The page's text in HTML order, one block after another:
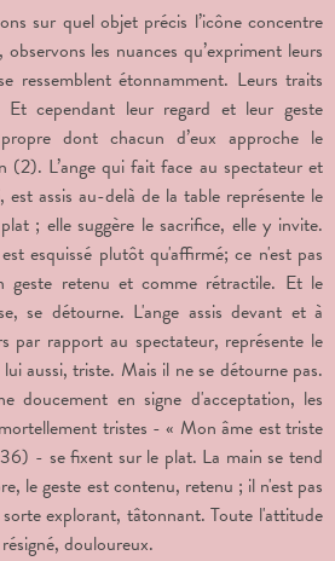
sur quel objet précis l’icône concentre
les nuances qu’expriment leurs
ressemblent étonnamment. Leurs traits
Et cependant leur regard et leur geste
dont chacun d’eux approche le
(2). L’ange qui fait face au spectateur et
assis au-delà de la table représente le
; elle suggère le sacrifice, elle y invite.
esquissé plutôt qu'affirmé; ce n'est pas
geste retenu et comme rétractile. Et le
se détourne. L'ange assis devant et à
par rapport au spectateur, représente le
aussi, triste. Mais il ne se détourne pas.
doucement en signe d'acceptation, les
tristes - « Mon âme est triste
- se fixent sur le plat. La main se tend
le geste est contenu, retenu ; il n'est pas
explorant, tâtonnant. Toute l'attitude
douloureux.